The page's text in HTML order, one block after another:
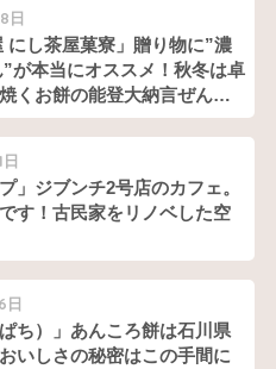
日
にし茶屋菓寮」贈り物に”濃
が本当にオススメ！秋冬は卓
くお餅の能登大納言ぜんざ
のかき氷をどうぞ！
」ジブンチ2号店のカフェ。
す！古民家をリノベした空
日
ぱち）」あんころ餅は石川県
いしさの秘密はこの手間に